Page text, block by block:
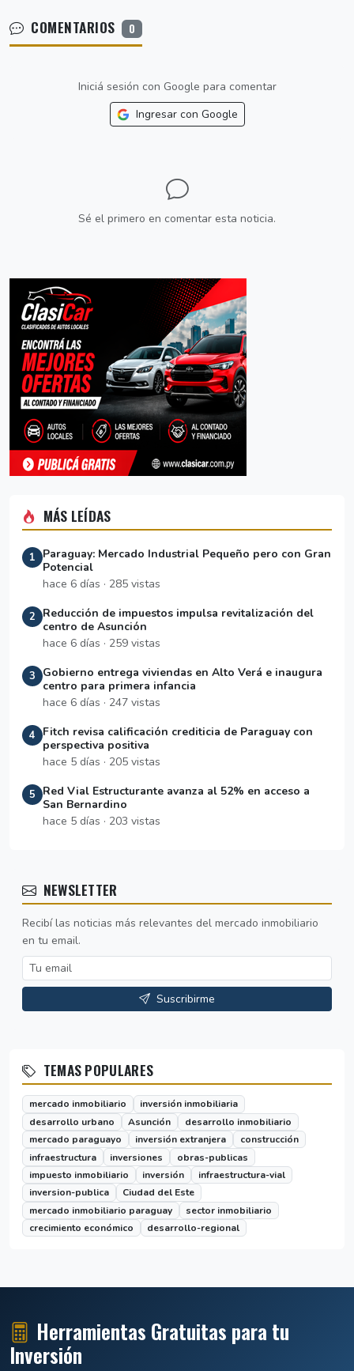
COMENTARIOS 0
Iniciá sesión con Google para comentar
Ingresar con Google
Sé el primero en comentar esta noticia.
MÁS LEÍDAS
1
Paraguay: Mercado Industrial Pequeño pero con Gran
Potencial
hace 6 días · 285 vistas
2
Reducción de impuestos impulsa revitalización del
centro de Asunción
hace 6 días · 259 vistas
3
Gobierno entrega viviendas en Alto Verá e inaugura
centro para primera infancia
hace 6 días · 247 vistas
4
Fitch revisa calificación crediticia de Paraguay con
perspectiva positiva
hace 5 días · 205 vistas
5
Red Vial Estructurante avanza al 52% en acceso a
San Bernardino
hace 5 días · 203 vistas
NEWSLETTER
Recibí las noticias más relevantes del mercado inmobiliario
en tu email.
Suscribirme
TEMAS POPULARES
mercado inmobiliario
inversión inmobiliaria
desarrollo urbano
Asunción
desarrollo inmobiliario
mercado paraguayo
inversión extranjera
construcción
infraestructura
inversiones
obras-publicas
impuesto inmobiliario
inversión
infraestructura-vial
inversion-publica
Ciudad del Este
mercado inmobiliario paraguay
sector inmobiliario
crecimiento económico
desarrollo-regional
Herramientas Gratuitas para tu
Inversión